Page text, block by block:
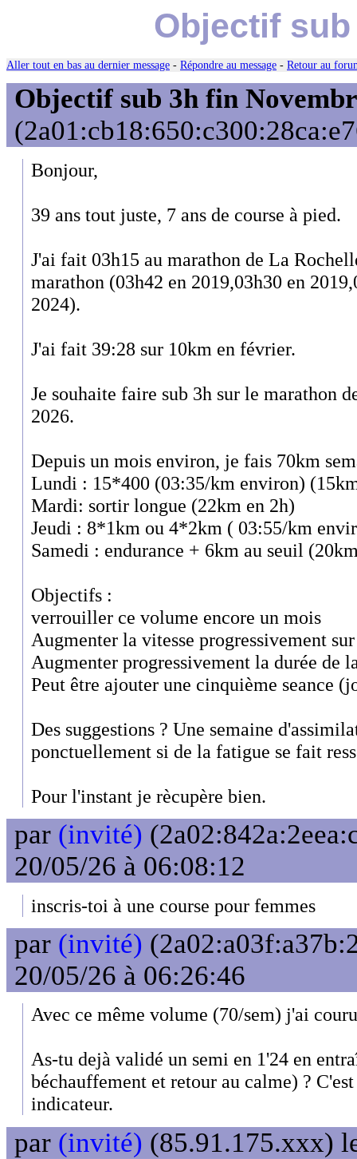
Objectif
Aller tout en bas au dernier message - Répondre au message - Retour au
Objectif sub 3h fin
Bonjour,
39 ans tout juste, 7 ans de course à pied.
J'ai fait 03h15 au marathon de La
marathon (03h42 en 2019,03h30 en
2024).
J'ai fait 39:28 sur 10km en février.
Je souhaite faire sub 3h sur le marathon
2026.
Depuis un mois environ, je fais 70km
Lundi : 15*400 (03:35/km environ)
Mardi: sortir longue (22km en 2h)
Jeudi : 8*1km ou 4*2km ( 03:55/km
Samedi : endurance + 6km au seuil
Objectifs :
verrouiller ce volume encore un mois
Augmenter la vitesse progressivement
Augmenter progressivement la durée de
Peut être ajouter une cinquième seance
Des suggestions ? Une semaine
ponctuellement si de la fatigue se fait
Pour l'instant je rècupère bien.
par (invité)
20/05/26 à 06:08:12
inscris-toi à une course pour femmes
par (invité)
20/05/26 à 06:26:46
Avec ce même volume (70/sem) j'ai
As-tu dejà validé un semi en 1'24 en
béchauffement et retour au calme) ?
indicateur.
par (invité) (85.91.175.xxx)